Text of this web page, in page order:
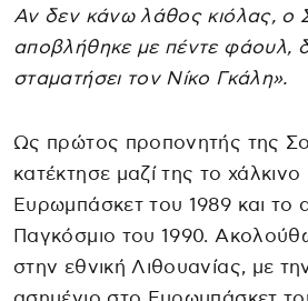
Αν δεν κάνω λάθος κιόλας, ο
αποβλήθηκε με πέντε φάουλ,
σταματήσει τον Νίκο Γκάλη».
Ως πρώτος προπονητής της
κατέκτησε μαζί της το
Ευρωμπάσκετ του 1989 και το
Παγκόσμιο του 1990.
στην εθνική Λιθουανίας, με